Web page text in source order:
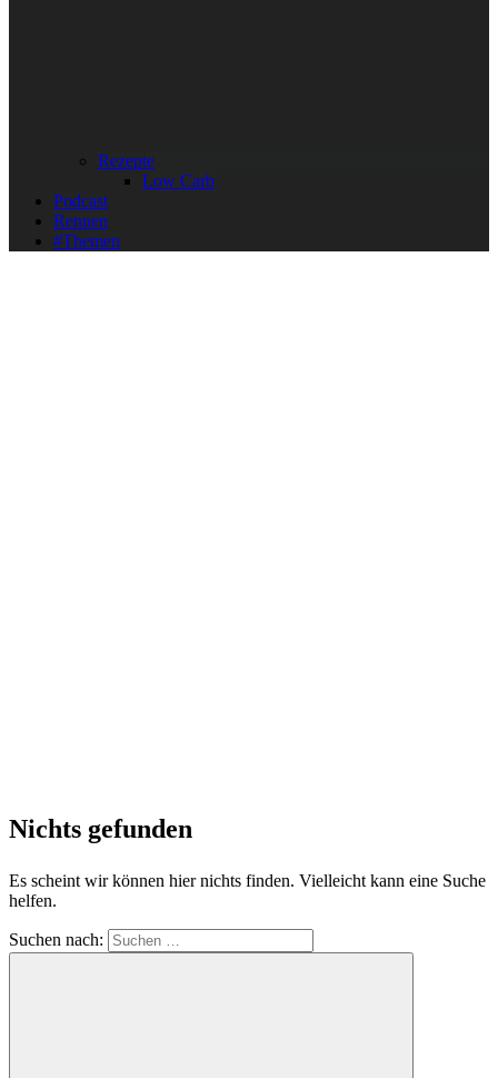
Rezepte
Low Carb
Podcast
Rennen
#Themen
Nichts gefunden
Es scheint wir können hier nichts finden. Vielleicht kann eine Suche
helfen.
Suchen nach: